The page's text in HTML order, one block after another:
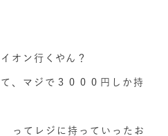
オン行くやん？
、マジで３０００円しか持
ってレジに持っていったお